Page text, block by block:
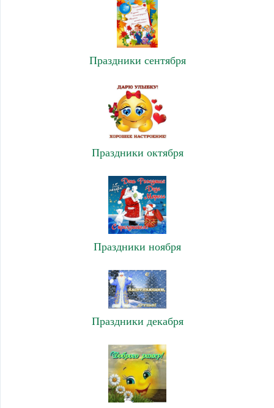
Праздники сентября
Праздники октября
Праздники ноября
Праздники декабря